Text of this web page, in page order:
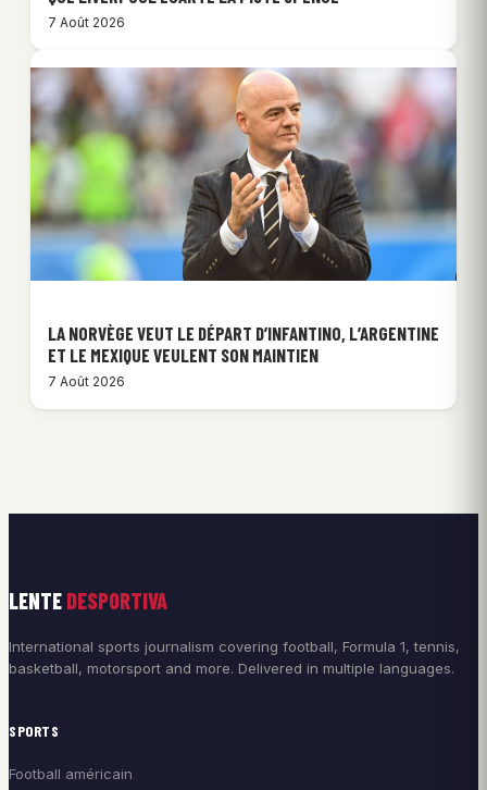
7 Août 2026
LA NORVÈGE VEUT LE DÉPART D’INFANTINO, L’ARGENTINE
ET LE MEXIQUE VEULENT SON MAINTIEN
7 Août 2026
LENTE DESPORTIVA
International sports journalism covering football, Formula 1, tennis,
basketball, motorsport and more. Delivered in multiple languages.
SPORTS
Football américain